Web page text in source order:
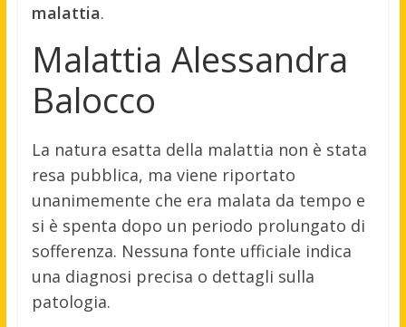
malattia.
Malattia Alessandra
Balocco
La natura esatta della malattia non è stata
resa pubblica, ma viene riportato
unanimemente che era malata da tempo e
si è spenta dopo un periodo prolungato di
sofferenza. Nessuna fonte ufficiale indica
una diagnosi precisa o dettagli sulla
patologia.